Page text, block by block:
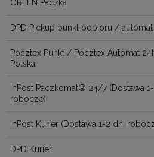
ORLEN Paczka
DPD Pickup punkt odbioru /
Pocztex Punkt / Pocztex Automat
Polska
InPost Paczkomat® 24/7 (Dostawa
robocze)
InPost Kurier (Dostawa 1-2 dni
DPD Kurier